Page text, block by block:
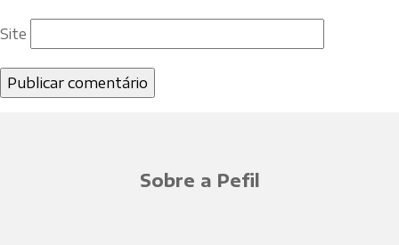
Site
Sobre a Pefil